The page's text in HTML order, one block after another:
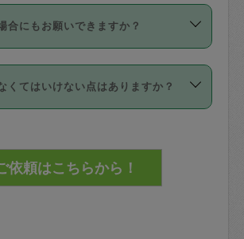
てください。
【詳細】タスカジさんの登録に際
り、
：
損害賠償保険について教えて
ャンセル（定期、スポット契約
超える※と、以下のキャンセル
します。
ンセル料：
前〜24時間前＝依頼料金の50%
利用」というメニューはありま
「一回のみ」依頼を活用するこ
て、気に入ったタスカジさんを
件の合う気になるタスカジさ
さい。
、一番気に入ったタスカジさんに
合にもお願いできますか？
合の作業はタスカジさんの同意
す。数回の依頼ののち、タスカ
依頼者の間で十分な信頼関係が
い。
に部屋に入るためにタスカジさん
くてはいけない点はありますか？
ず鍵のかかるロッカーや金庫に入
頼者の責任の元管理するよう心掛
さい。